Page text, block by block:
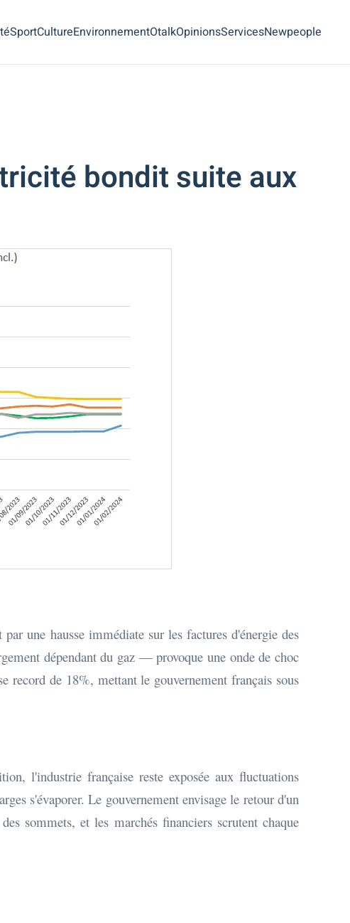
SportCultureEnvironnementOtalkOpinionsServicesNewpeople
bondit suite aux
une hausse immédiate sur les factures d'énergie des
dépendant du gaz — provoque une onde de choc
record de 18%, mettant le gouvernement français sous
l'industrie française reste exposée aux fluctuations
s'évaporer. Le gouvernement envisage le retour d'un
sommets, et les marchés financiers scrutent chaque